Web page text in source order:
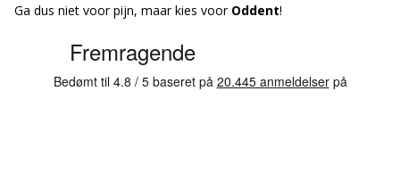
Ga dus niet voor pijn, maar kies voor Oddent!